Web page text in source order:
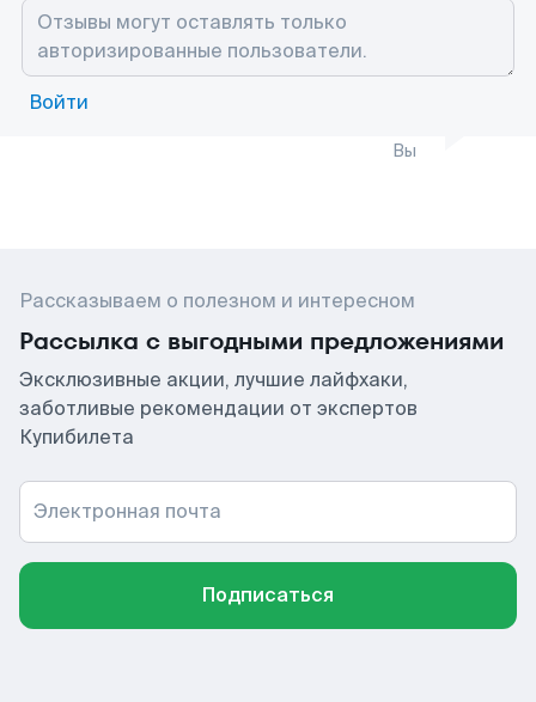
Войти
Вы
Рассказываем о полезном и интересном
Рассылка с выгодными предложениями
Эксклюзивные акции, лучшие лайфхаки,
заботливые рекомендации от экспертов
Купибилета
Электронная почта
Подписаться